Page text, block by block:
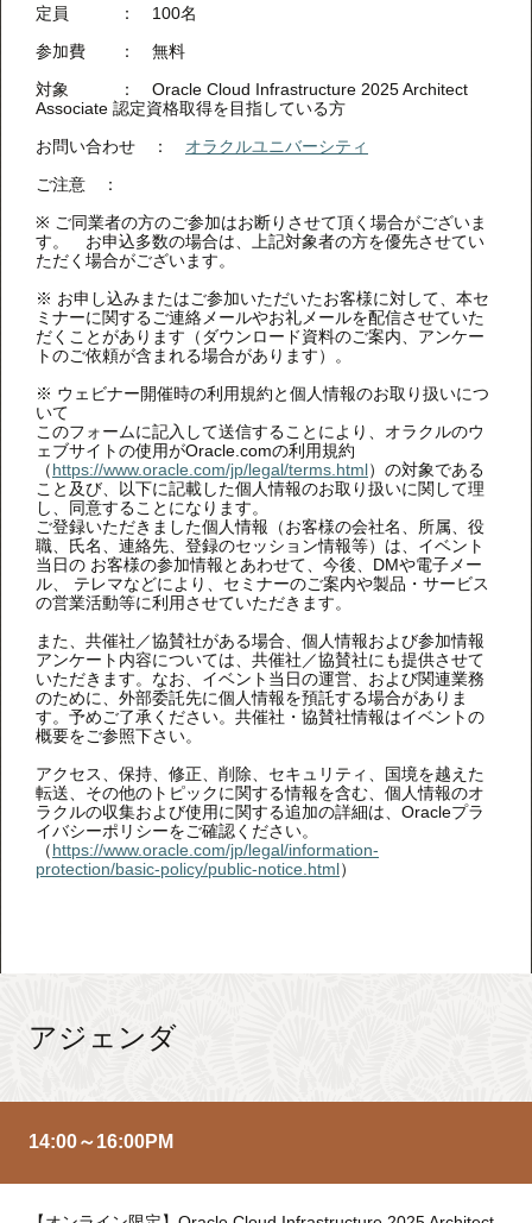
定員 ： 100名
参加費 ： 無料
対象 ： Oracle Cloud Infrastructure 2025 Architect
Associate 認定資格取得を目指している方
お問い合わせ ： オラクルユニバーシティ
ご注意 ：
※ ご同業者の方のご参加はお断りさせて頂く場合がございま
す。 お申込多数の場合は、上記対象者の方を優先させてい
ただく場合がございます。
※ お申し込みまたはご参加いただいたお客様に対して、本セ
ミナーに関するご連絡メールやお礼メールを配信させていた
だくことがあります（ダウンロード資料のご案内、アンケー
トのご依頼が含まれる場合があります）。
※ ウェビナー開催時の利用規約と個人情報のお取り扱いにつ
いて
このフォームに記入して送信することにより、オラクルのウ
ェブサイトの使用がOracle.comの利用規約
（https://www.oracle.com/jp/legal/terms.html）の対象である
こと及び、以下に記載した個人情報のお取り扱いに関して理
し、同意することになります。
ご登録いただきました個人情報（お客様の会社名、所属、役
職、氏名、連絡先、登録のセッション情報等）は、イベント
当日の お客様の参加情報とあわせて、今後、DMや電子メー
ル、 テレマなどにより、セミナーのご案内や製品・サービス
の営業活動等に利用させていただきます。
また、共催社／協賛社がある場合、個人情報および参加情報
アンケート内容については、共催社／協賛社にも提供させて
いただきます。なお、イベント当日の運営、および関連業務
のために、外部委託先に個人情報を預託する場合がありま
す。予めご了承ください。共催社・協賛社情報はイベントの
概要をご参照下さい。
アクセス、保持、修正、削除、セキュリティ、国境を越えた
転送、その他のトピックに関する情報を含む、個人情報のオ
ラクルの収集および使用に関する追加の詳細は、Oracleプラ
イバシーポリシーをご確認ください。
（https://www.oracle.com/jp/legal/information-
protection/basic-policy/public-notice.html）
アジェンダ
14:00～16:00PM